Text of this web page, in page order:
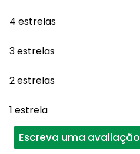
4 estrelas
3 estrelas
2 estrelas
1 estrela
Escreva uma avaliação